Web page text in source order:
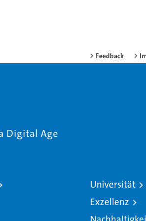
Feedback
Digital Age
Universität
Exzellenz